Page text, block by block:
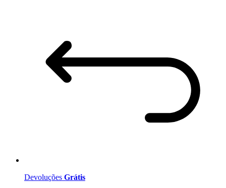
Devoluções Grátis